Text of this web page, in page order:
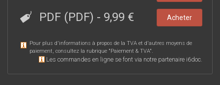
plus près cette clinique des tout-petits ; chacun développe
des modalités de prises en charge différentes selon son axe
Trois autres auteurs abordent sous leur plume les questions
PDF (PDF) - 9,99 € Acheter
Pour plus d'informations à propos de la TVA et d'autres moyens de
paiement, consultez la rubrique "Paiement & TVA".
Les commandes en ligne se font via notre partenaire i6doc.